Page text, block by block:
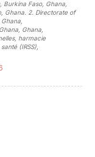
Burkina Faso, Ghana
Ghana. 2. Directorate of
Ghana
harmacie
(IRSS),